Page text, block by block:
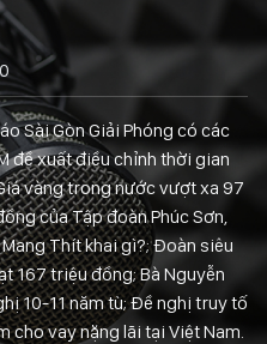
Sài Gòn Giải Phóng có các
đề xuất điều chỉnh thời gian
vàng trong nước vượt xa 97
của Tập đoàn Phúc Sơn,
Thít khai gì?; Đoàn siêu
167 triệu đồng; Bà Nguyễn
10-11 năm tù; Đề nghị truy tố
cho vay nặng lãi tại Việt Nam.